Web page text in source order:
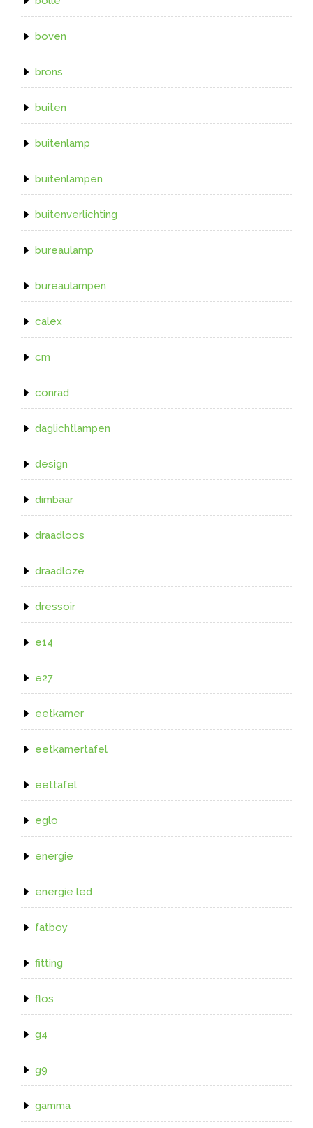
boven
brons
buiten
buitenlamp
buitenlampen
buitenverlichting
bureaulamp
bureaulampen
calex
cm
conrad
daglichtlampen
design
dimbaar
draadloos
draadloze
dressoir
e14
e27
eetkamer
eetkamertafel
eettafel
eglo
energie
energie led
fatboy
fitting
flos
g4
g9
gamma